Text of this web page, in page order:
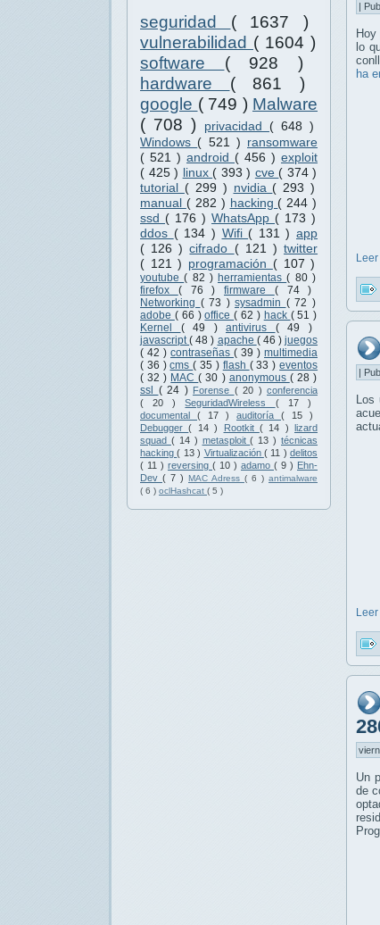
seguridad ( 1637 )
vulnerabilidad ( 1604 )
software ( 928 )
hardware ( 861 )
google ( 749 ) Malware
( 708 )
privacidad ( 648 )
Windows ( 521 ) ransomware
( 521 ) android ( 456 ) exploit
( 425 ) linux ( 393 ) cve ( 374 )
tutorial ( 299 ) nvidia ( 293 )
manual ( 282 ) hacking ( 244 )
ssd ( 176 ) WhatsApp ( 173 )
ddos ( 134 ) Wifi ( 131 ) app
( 126 )cifrado ( 121 )twitter
( 121 ) programación ( 107 )
youtube( 82 ) herramientas( 80 )
firefox ( 76 ) firmware ( 74 )
Networking ( 73 ) sysadmin ( 72 )
adobe ( 66 )office( 62 ) hack ( 51 )
Kernel ( 49 ) antivirus ( 49 )
javascript( 48 ) apache ( 46 ) juegos
( 42 ) contraseñas ( 39 ) multimedia
( 36 )cms( 35 ) flash ( 33 )eventos
( 32 ) MAC( 30 ) anonymous ( 28 )
ssl ( 24 ) Forense ( 20 ) conferencia
( 20 )SeguridadWireless ( 17 )
documental ( 17 ) auditoría ( 15 )
Debugger( 14 ) Rootkit ( 14 ) lizard
squad ( 14 ) metasploit( 13 ) técnicas
hacking( 13 ) Virtualización ( 11 ) delitos
( 11 ) reversing ( 10 ) adamo ( 9 ) Ehn-
Dev ( 7 ) MAC Adress ( 6 ) antimalware
( 6 ) oclHashcat ( 5 )
|
lo
ha
|
Los
Un
de